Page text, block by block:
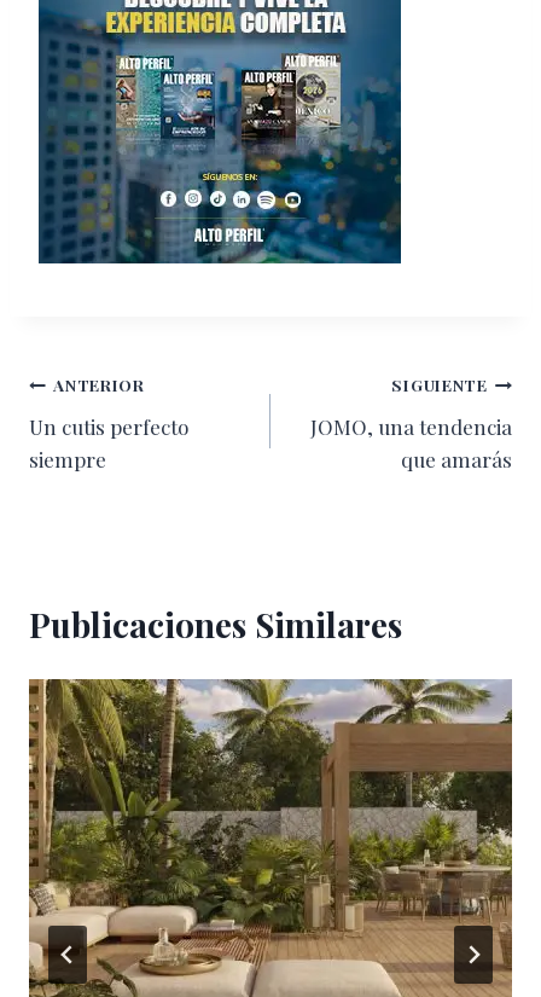
Navegación
de
ANTERIOR
Un cutis perfecto
siempre
SIGUIENTE
JOMO, una tendencia
que amarás
Publicaciones Similares